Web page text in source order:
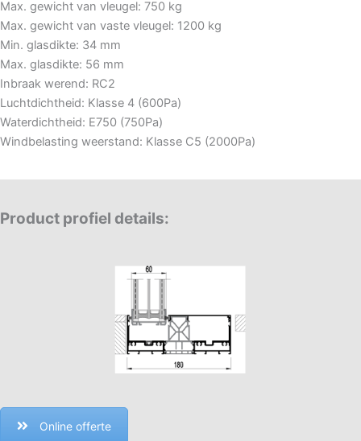
Max. gewicht van vleugel: 750 kg
Max. gewicht van vaste vleugel: 1200 kg
Min. glasdikte: 34 mm
Max. glasdikte: 56 mm
Inbraak werend: RC2
Luchtdichtheid: Klasse 4 (600Pa)
Waterdichtheid: E750 (750Pa)
Windbelasting weerstand: Klasse C5 (2000Pa)
Product profiel details:
Online offerte